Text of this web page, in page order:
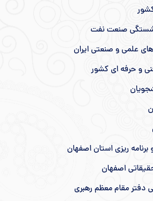
صنعت نفت
علمی و صنعتی ایران
و حرفه ای کشور
ریزی استان اصفهان
اصفهان
دفتر مقام معظم رهبری